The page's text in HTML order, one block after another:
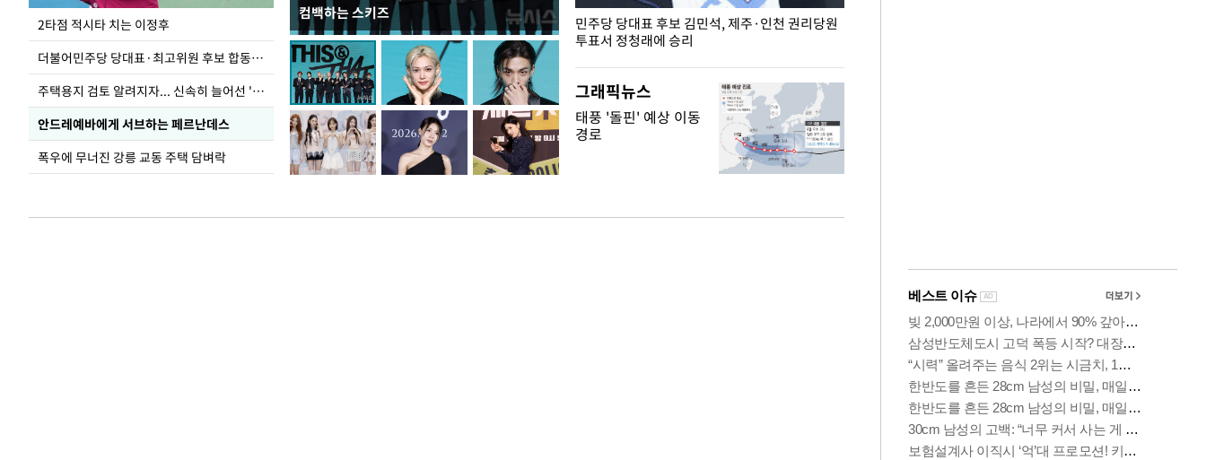
2타점 적시타 치는 이정후
더불어민주당 당대표·최고위원 후보 합동연설회
주택용지 검토 알려지자... 신속히 늘어선 '근조화환'
안드레예바에게 서브하는 페르난데스
폭우에 무너진 강릉 교동 주택 담벼락
컴백하는 스키즈
이번주 국회에는 무슨 일이? [뉴시스국회토pic]
민주당 당대표 후보 김민석, 제주·인천 권리당원
투표서 정청래에 승리
그래픽뉴스
태풍 '돌핀' 예상 이동
경로